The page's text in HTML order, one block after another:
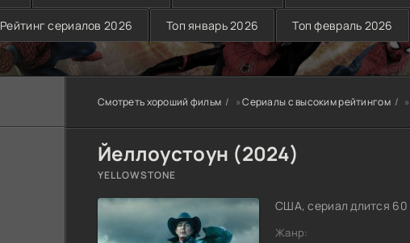
Рейтинг сериалов 2026 Топ январь 2026 Топ февраль 2026
Смотреть хороший фильм »Сериалы с высоким рейтингом
Йеллоустоун (2024)
YELLOWSTONE
США, сериал длится
Жанр: